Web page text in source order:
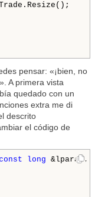
pensar: «¡bien, no
A primera vista
quedado con un
extra me di
descrito
el código de
long &lparam,